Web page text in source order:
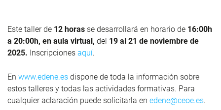
Este taller de 12 horas se desarrollará en horario de 16:00h
a 20:00h, en aula virtual, del 19 al 21 de noviembre de
2025. Inscripciones aquí.
En www.edene.es dispone de toda la información sobre
estos talleres y todas las actividades formativas. Para
cualquier aclaración puede solicitarla en edene@ceoe.es.